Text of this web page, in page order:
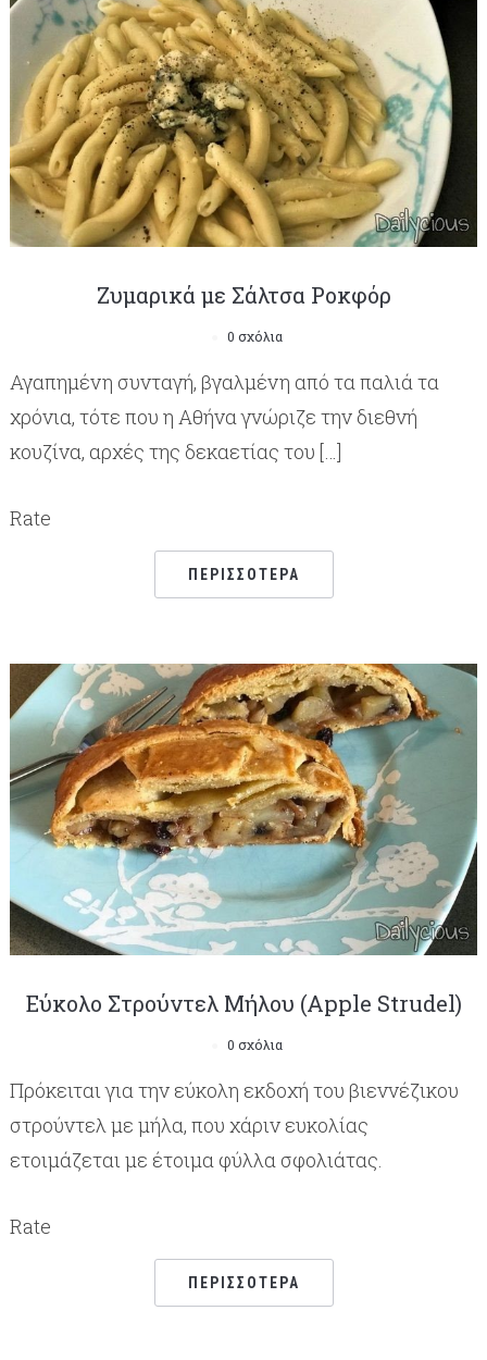
Ζυμαρικά με Σάλτσα Ροκφόρ
0 σχόλια
Αγαπημένη συνταγή, βγαλμένη από τα παλιά τα
χρόνια, τότε που η Αθήνα γνώριζε την διεθνή
κουζίνα, αρχές της δεκαετίας του […]
Rate
ΠΕΡΙΣΣΌΤΕΡΑ
Εύκολο Στρούντελ Μήλου (Apple Strudel)
0 σχόλια
Πρόκειται για την εύκολη εκδοχή του βιεννέζικου
στρούντελ με μήλα, που χάριν ευκολίας
ετοιμάζεται με έτοιμα φύλλα σφολιάτας.
Rate
ΠΕΡΙΣΣΌΤΕΡΑ